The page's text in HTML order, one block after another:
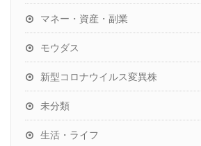
マネー・資産・副業
モウダス
新型コロナウイルス変異株
未分類
生活・ライフ